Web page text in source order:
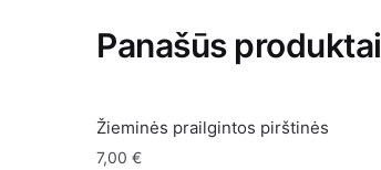
Panašūs produktai
Žieminės prailgintos pirštinės
7,00€